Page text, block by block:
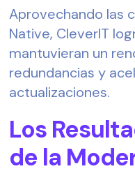
Aprovechando las
Native, CleverIT
mantuvieran un
redundancias y
actualizaciones.
Los
de la